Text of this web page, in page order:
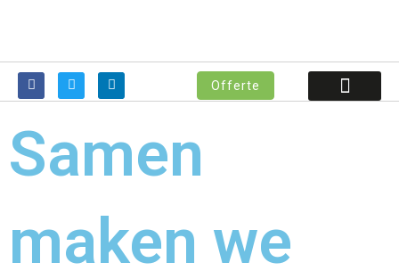
Offerte
Samen
maken we